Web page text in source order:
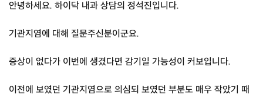
안녕하세요. 하이닥 내과 상담의 정석진입니다.
기관지염에 대해 질문주신분이군요.
증상이 없다가 이번에 생겼다면 감기일 가능성이 커보입니다.
이전에 보였던 기관지염으로 의심되 보였던 부분도 매우 작았기 때